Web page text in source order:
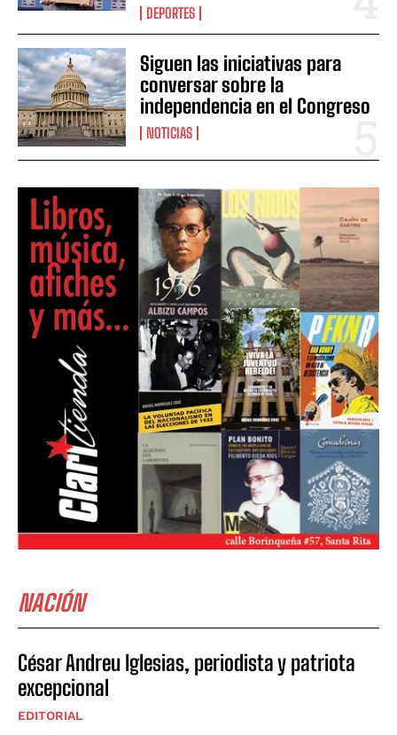
DEPORTES
Siguen las iniciativas para
conversar sobre la
independencia en el Congreso
NOTICIAS
NACIÓN
César Andreu Iglesias, periodista y patriota
excepcional
EDITORIAL